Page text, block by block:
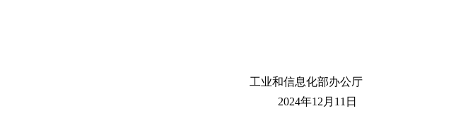
工业和信息化部办公厅
2024年12月11日